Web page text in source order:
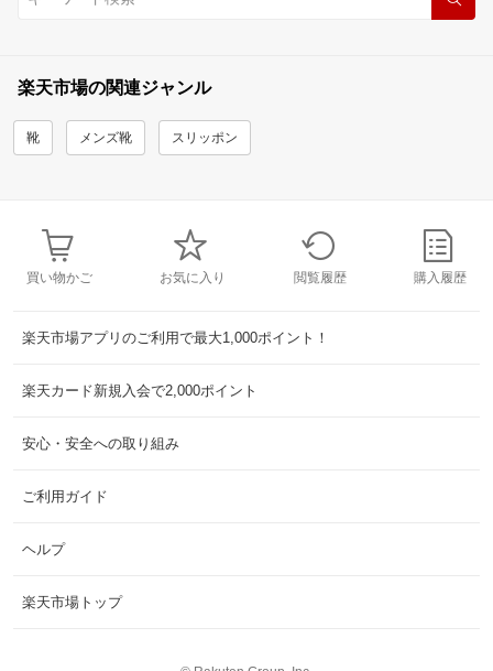
楽天市場の関連ジャンル
靴 メンズ靴 スリッポン
買い物かご お気に入り 閲覧履歴 購入履歴
楽天市場アプリのご利用で最大1,000ポイント！
楽天カード新規入会で2,000ポイント
安心・安全への取り組み
ご利用ガイド
ヘルプ
楽天市場トップ